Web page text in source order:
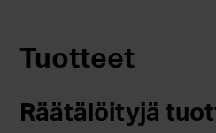
Tuotteet
Räätälöityjä